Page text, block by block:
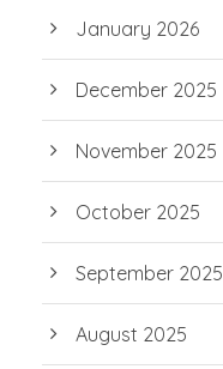
January 2026
December 2025
November 2025
October 2025
September 2025
August 2025